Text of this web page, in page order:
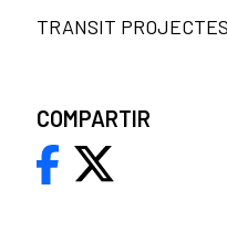
TRANSIT
COMPARTIR